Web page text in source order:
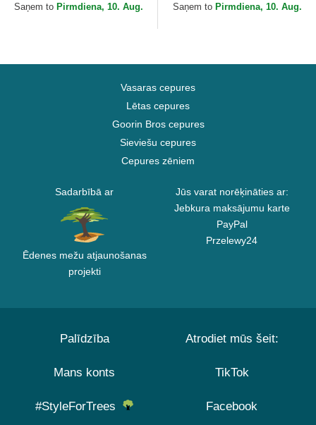
MLB no New Era
Saņem to Pirmdiena, 10. Aug.
Yankees MLB no New Era
Saņem to Pirmdiena, 10. Aug.
Vasaras cepures
Lētas cepures
Goorin Bros cepures
Sieviešu cepures
Cepures zēniem
Sadarbībā ar
Ēdenes mežu atjaunošanas
projekti
Jūs varat norēķināties ar:
Jebkura maksājumu karte
PayPal
Przelewy24
Palīdzība
Mans konts
#StyleForTrees
Atrodiet mūs šeit:
TikTok
Facebook